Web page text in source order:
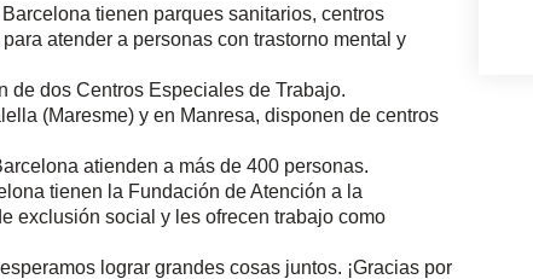
tienen parques sanitarios, centros
atender a personas con trastorno mental y
de dos Centros Especiales de Trabajo.
(Maresme) y en Manresa, disponen de centros
atienden a más de 400 personas.
tienen la Fundación de Atención a la
exclusión social y les ofrecen trabajo como
lograr grandes cosas juntos. ¡Gracias por